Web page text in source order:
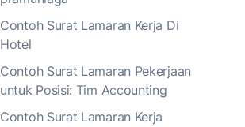
Contoh Surat Lamaran Kerja Di
Hotel
Contoh Surat Lamaran Pekerjaan
untuk Posisi: Tim Accounting
Contoh Surat Lamaran Kerja